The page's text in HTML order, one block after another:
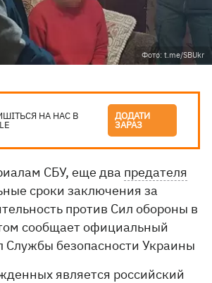
Фото: t.me/SBUkr
НА НАС В ДОДАТИ
ЗАРАЗ
СБУ, еще два предателя
сроки заключения за
против Сил обороны в
сообщает официальный
Службы безопасности Украины
является российский